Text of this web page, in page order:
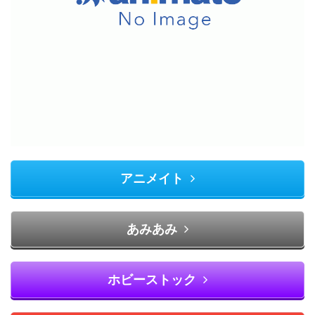
アニメイト
あみあみ
ホビーストック